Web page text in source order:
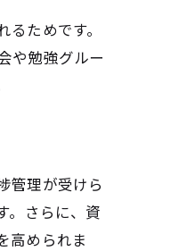
ためです。
や勉強グルー
管理が受けら
。さらに、資
高められま